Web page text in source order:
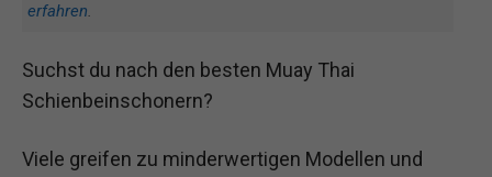
erfahren.
Suchst du nach den besten Muay Thai
Schienbeinschonern?
Viele greifen zu minderwertigen Modellen und